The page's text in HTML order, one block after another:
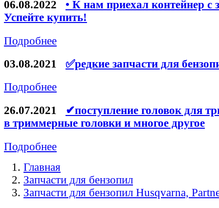
Запчасти для компрессоров
Конденсаторы
Ремни для электроинструмента
06.08.2022
• К нам приехал контейнер с
Успейте купить!
Подробнее
03.08.2021
✅редкие запчасти для
Подробнее
26.07.2021
✔поступление головок для
в триммерные головки и многое другое
Подробнее
Главная
Запчасти для бензопил
Запчасти для бензопил Husqvarna,